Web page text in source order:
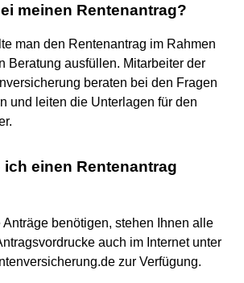
meinen Rentenantrag?
man den Rentenantrag im Rahmen
Beratung ausfüllen. Mitarbeiter der
beraten bei den Fragen
und leiten die Unterlagen für den
ich einen Rentenantrag
benötigen, stehen Ihnen alle
auch im Internet unter
zur Verfügung.